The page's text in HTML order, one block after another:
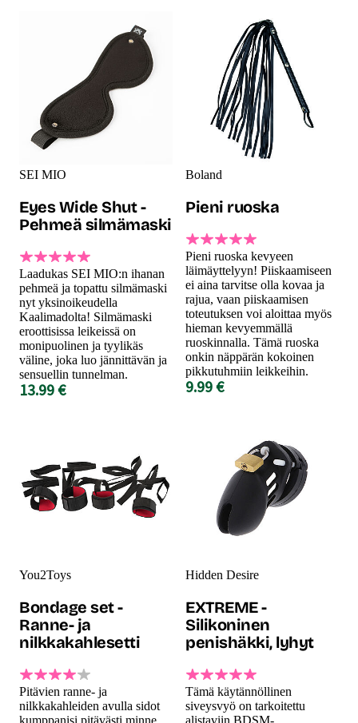
SEI MIO
Eyes Wide Shut -
Pehmeä silmämaski
Laadukas SEI MIO:n ihanan
pehmeä ja topattu silmämaski
nyt yksinoikeudella
Kaalimadolta! Silmämaski
eroottisissa leikeissä on
monipuolinen ja tyylikäs
väline, joka luo jännittävän ja
sensuellin tunnelman.
13.99 €
Boland
Pieni ruoska
Pieni ruoska kevyeen
läimäyttelyyn! Piiskaamiseen
ei aina tarvitse olla kovaa ja
rajua, vaan piiskaamisen
toteutuksen voi aloittaa myös
hieman kevyemmällä
ruoskinnalla. Tämä ruoska
onkin näppärän kokoinen
pikkutuhmiin leikkeihin.
9.99 €
You2Toys
Bondage set -
Ranne- ja
nilkkakahlesetti
Pitävien ranne- ja
nilkkakahleiden avulla sidot
kumppanisi pitävästi minne
Hidden Desire
EXTREME -
Silikoninen
penishäkki, lyhyt
Tämä käytännöllinen
siveysvyö on tarkoitettu
alistaviin BDSM-